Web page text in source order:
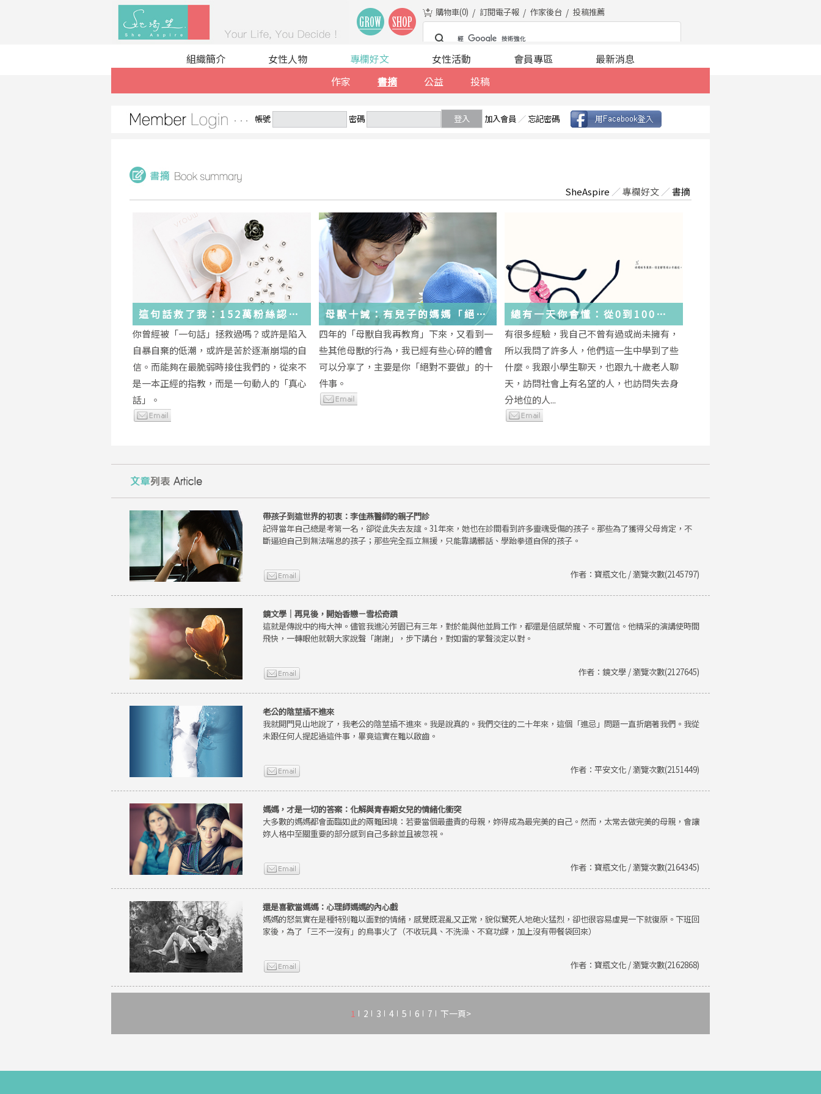
購物車(0) 訂閱電子報 作家後台 投稿推薦
組織簡介 女性人物
專欄好文
作家
書摘 公益 投稿
女性活動 會員專區 最新消息
帳號 密碼 登入 加入會員 ／ 忘記密碼
SheAspire ／專欄好文 ／書摘
這句話救了我：152萬粉絲認
證，韓國最受歡迎的
YouTuber「國民姐姐」金美敬
為跌落情緒深淵的你雪中送炭！
你曾經被「一句話」拯救過嗎？或許是陷入
自暴自棄的低潮，或許是苦於逐漸崩塌的自
信。而能夠在最脆弱時接住我們的，從來不
是一本正經的指教，而是一句動人的「真心
話」。
母獸十誡：有兒子的媽媽「絕對
不要做」的十件事
四年的「母獸自我再教育」下來，又看到一
些其他母獸的行為，我已經有些心碎的體會
可以分享了，主要是你「絕對不要做」的十
件事。
總有一天你會懂：從0到100
歲，該學會的人生大事，都在這
些生活的小事裡了
有很多經驗，我自己不曾有過或尚未擁有，
所以我問了許多人，他們這一生中學到了些
什麼。我跟小學生聊天，也跟九十歲老人聊
天，訪問社會上有名望的人，也訪問失去身
分地位的人...
帶孩子到這世界的初衷：李佳燕醫師的親子門診
記得當年自己總是考第一名，卻從此失去友誼。31年來，她也在診間看到許多靈魂受傷的孩子。那些為了獲得父母肯定，不
斷逼迫自己到無法喘息的孩子；那些完全孤立無援，只能靠講髒話、學跆拳道自保的孩子。
作者：寶瓶文化 / 瀏覽次數(2145797)
鏡文學｜再見後，開始香戀－雪松奇蹟
這就是傳說中的梅大神。儘管我進沁芳園已有三年，對於能與他並肩工作，都還是倍感榮寵、不可置信。他精采的演講使時間
飛快，一轉眼他就朝大家說聲「謝謝」，步下講台，對如雷的掌聲淡定以對。
作者：鏡文學 / 瀏覽次數(2127645)
老公的陰莖插不進來
我就開門見山地說了，我老公的陰莖插不進來。我是說真的。我們交往的二十年來，這個「進忌」問題一直折磨著我們。我從
未跟任何人提起過這件事，畢竟這實在難以啟齒。
作者：平安文化 / 瀏覽次數(2151449)
媽媽，才是一切的答案：化解與青春期女兒的情緒化衝突
大多數的媽媽都會面臨如此的兩難困境：若要當個最盡責的母親，妳得成為最完美的自己。然而，太常去做完美的母親，會讓
妳人格中至關重要的部分感到自己多餘並且被忽視。
作者：寶瓶文化 / 瀏覽次數(2164345)
還是喜歡當媽媽：心理師媽媽的內心戲
媽媽的怒氣實在是種特別難以面對的情緒，感覺既混亂又正常，貌似驚死人地砲火猛烈，卻也很容易虛晃一下就復原。下班回
家後，為了「三不一沒有」的鳥事火了（不收玩具、不洗澡、不寫功課，加上沒有帶餐袋回來）
作者：寶瓶文化 / 瀏覽次數(2162868)
1 2 3 4 5 6 7 下一頁>